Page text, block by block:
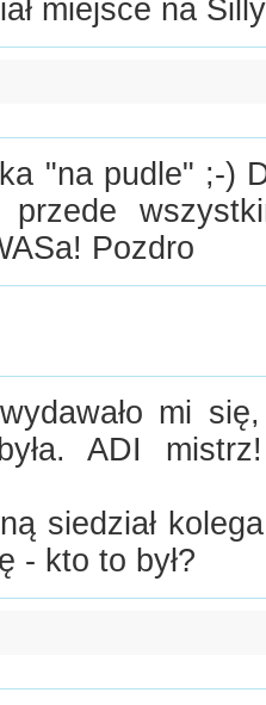
miejsce na
"na pudle" ;-)
Pozdro
mi
ADI
siedział
- kto to był?